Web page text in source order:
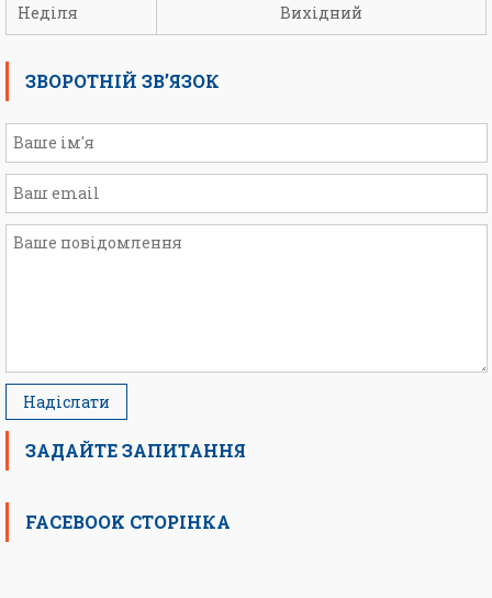
Неділя Вихідний
ЗВОРОТНІЙ ЗВ’ЯЗОК
ЗАДАЙТЕ ЗАПИТАННЯ
FACEBOOK СТОРІНКА